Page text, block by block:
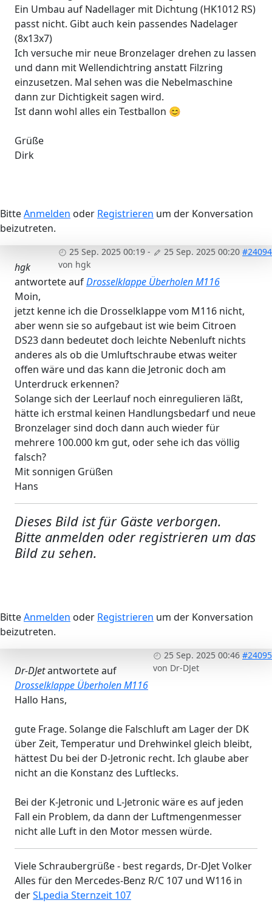
Ein Umbau auf Nadellager mit Dichtung (HK1012 RS)
passt nicht. Gibt auch kein passendes Nadelager
(8x13x7)
Ich versuche mir neue Bronzelager drehen zu lassen
und dann mit Wellendichtring anstatt Filzring
einzusetzen. Mal sehen was die Nebelmaschine
dann zur Dichtigkeit sagen wird.
Ist dann wohl alles ein Testballon 😊
Grüße
Dirk
BitteAnmelden oder Registrieren um der Konversation
beizutreten.
25 Sep. 2025 00:19 - 25 Sep. 2025 00:20 #24094
von hgk
hgk
antwortete aufDrosselklappe Überholen M116
Moin,
jetzt kenne ich die Drosselklappe vom M116 nicht,
aber wenn sie so aufgebaut ist wie beim Citroen
DS23 dann bedeutet doch leichte Nebenluft nichts
anderes als ob die Umluftschraube etwas weiter
offen wäre und das kann die Jetronic doch am
Unterdruck erkennen?
Solange sich der Leerlauf noch einregulieren läßt,
hätte ich erstmal keinen Handlungsbedarf und neue
Bronzelager sind doch dann auch wieder für
mehrere 100.000 km gut, oder sehe ich das völlig
falsch?
Mit sonnigen Grüßen
Hans
Dieses Bild ist für Gäste verborgen.
Bitte anmelden oder registrieren um das
Bild zu sehen.
BitteAnmelden oder Registrieren um der Konversation
beizutreten.
25 Sep. 2025 00:46 #24095
von Dr-DJet
Dr-DJetantwortete auf
Drosselklappe Überholen M116
Hallo Hans,
gute Frage. Solange die Falschluft am Lager der DK
über Zeit, Temperatur und Drehwinkel gleich bleibt,
hättest Du bei der D-Jetronic recht. Ich glaube aber
nicht an die Konstanz des Luftlecks.
Bei der K-Jetronic und L-Jetronic wäre es auf jeden
Fall ein Problem, da dann der Luftmengenmesser
nicht alle Luft in den Motor messen würde.
Viele Schraubergrüße - best regards, Dr-DJet Volker
Alles für den Mercedes-Benz R/C 107 und W116 in
derSLpedia Sternzeit 107